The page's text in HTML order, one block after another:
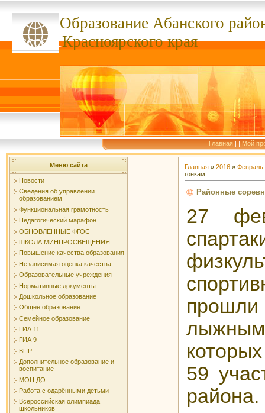
Образование Абанского
сссссссКрасноярского края
Главная | | Мой
Меню сайта
Новости
Сведения об управлении
образованием
Функциональная грамотность
Педагогический марафон
ОБНОВЛЕННЫЕ ФГОС
ШКОЛА МИНПРОСВЕЩЕНИЯ
Повышение качества образования
Независимая оценка качества
Образовательные учреждения
Нормативные документы
Дошкольное образование
Общее образование
Семейное образование
ГИА 11
ГИА 9
ВПР
Дополнительное образование и
воспитание
МОЦ ДО
Работа с одарёнными детьми
Всероссийская олимпиада
школьников
Главная » 2016 » Февраль
гонкам
Районные
27
прошли
59
района.